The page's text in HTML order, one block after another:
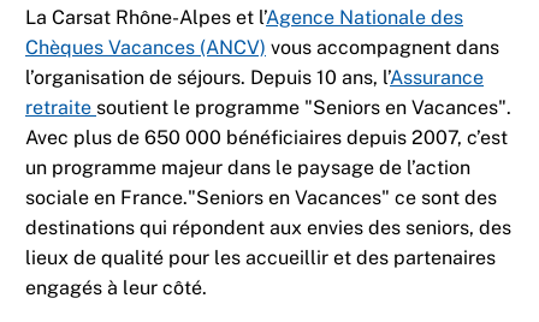
La Carsat Rhône-Alpes et l’Agence Nationale des
Chèques Vacances (ANCV) vous accompagnent dans
l’organisation de séjours. Depuis 10 ans, l’Assurance
retraite soutient le programme "Seniors en Vacances".
Avec plus de 650 000 bénéficiaires depuis 2007, c’est
un programme majeur dans le paysage de l’action
sociale en France."Seniors en Vacances" ce sont des
destinations qui répondent aux envies des seniors, des
lieux de qualité pour les accueillir et des partenaires
engagés à leur côté.